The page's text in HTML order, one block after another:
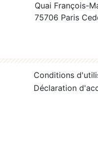
Quai François-
75706 Paris
Conditions
Déclaration